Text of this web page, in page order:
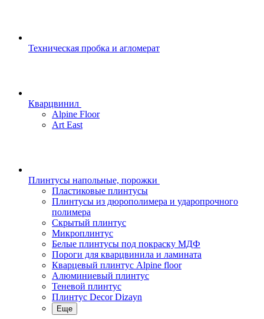
Техническая пробка и агломерат
Кварцвинил
Alpine Floor
Art East
Плинтусы напольные, порожки
Пластиковые плинтусы
Плинтусы из дюрополимера и ударопрочного
полимера
Скрытый плинтус
Микроплинтус
Белые плинтусы под покраску МДФ
Пороги для кварцвинила и ламината
Кварцевый плинтус Alpine floor
Алюминиевый плинтус
Теневой плинтус
Плинтус Decor Dizayn
Еще